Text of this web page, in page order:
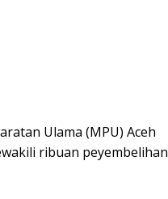
Ulama (MPU) Aceh
ribuan peyembelihan